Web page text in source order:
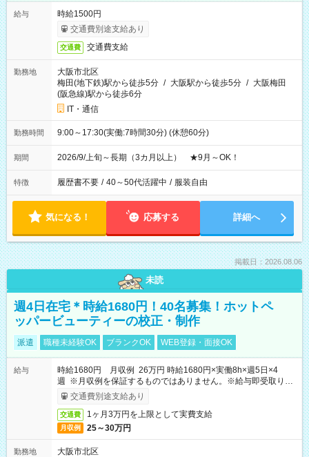
給与
時給1500円
交通費別途支給あり
交通費 交通費支給
勤務地
大阪市北区
梅田(地下鉄)駅から徒歩5分 / 大阪駅から徒歩5分 / 大阪梅田
(阪急線)駅から徒歩6分
IT・通信
勤務時間 9:00～17:30(実働:7時間30分) (休憩60分)
期間 2026/9/上旬～長期（3カ月以上） ★9月～OK！
特徴 履歴書不要 / 40～50代活躍中 / 服装自由
気になる！ 応募する 詳細へ
掲載日：2026.08.06
未読
週4日在宅＊時給1680円！40名募集！ホットペ
ッパービューティーの校正・制作
派遣 職種未経験OK ブランクOK WEB登録・面接OK
給与
時給1680円 月収例 26万円 時給1680円×実働8h×週5日×4
週 ※月収例を保証するものではありません。※給与即受取りサ
ービス利用可（利用条件有）
交通費別途支給あり
交通費 1ヶ月3万円を上限として実費支給
月収例 25～30万円
勤務地
大阪市北区